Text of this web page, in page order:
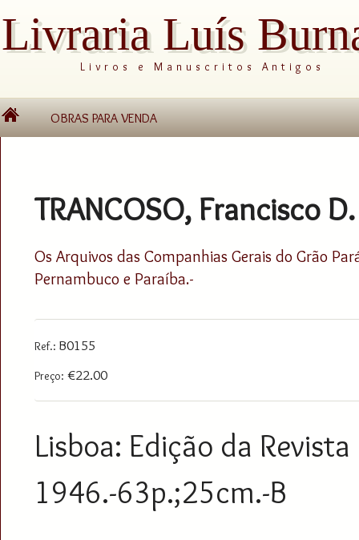
Livraria Luís
Livros e Manuscritos Antigos
OBRAS PARA VENDA
TRANCOSO, Francisco
Os Arquivos das Companhias Gerais do Grão
Pernambuco e Paraíba.-
Ref.: B0155
Preço: €22.00
Lisboa: Edição da
1946.-63p.;25cm.-B